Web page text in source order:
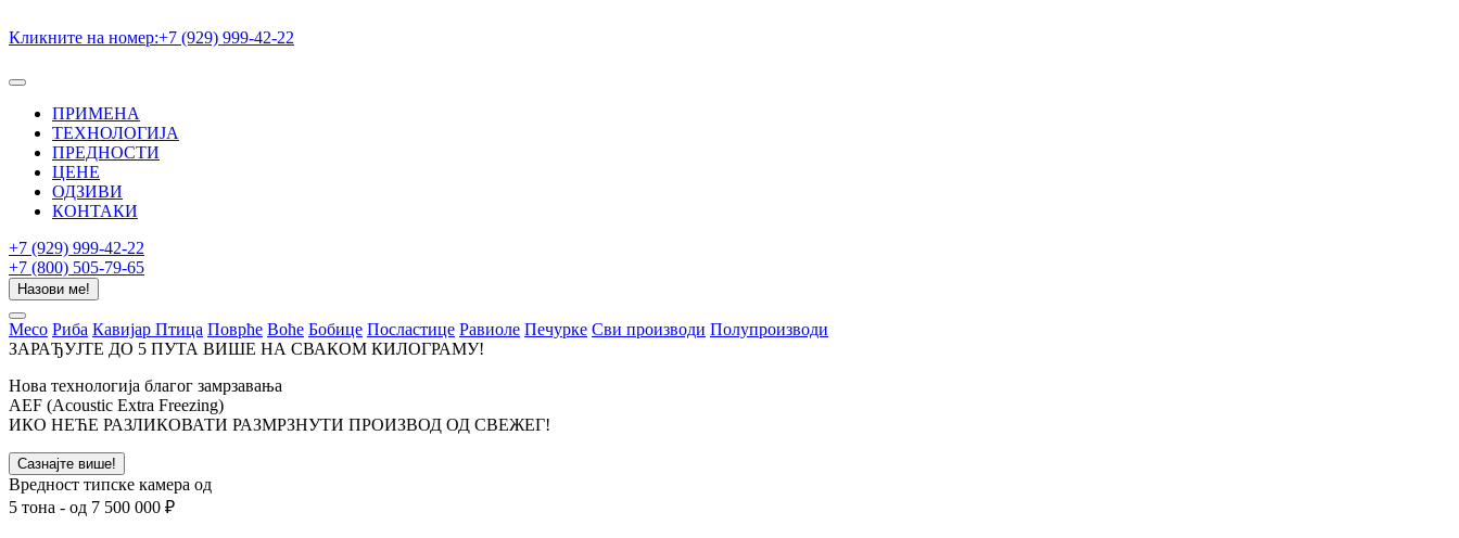
Кликните на номер:+7 (929) 999-42-22
ПРИМЕНА
ТЕХНОЛОГИЈА
ПPЕДНОСТИ
ЦЕНЕ
ОДЗИВИ
КОНТАКИ
+7 (929) 999-42-22
+7 (800) 505-79-65
Назови ме!
Месо Риба Кавијар Птица Поврће Воће Бобице Посластице Равиоле Печурке Сви производи Полупроизводи
ЗАРАЂУЈТЕ ДО 5 ПУТА ВИШЕ НА СВАКОМ КИЛОГРАМУ!
Нова технологија благог замрзавања
AEF (Acoustic Extra Freezing)
ИКО НЕЋЕ РАЗЛИКОВАТИ РАЗМРЗНУТИ ПРОИЗВОД ОД СВЕЖЕГ!
Сазнајте више!
Вредност типске камера од
5 тона - од 7 500 000 ₽